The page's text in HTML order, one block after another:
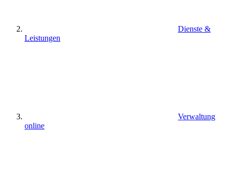
Dienste &
Leistungen
Verwaltung
online